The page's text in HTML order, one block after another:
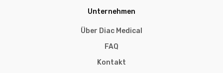
Unternehmen
Über Diac Medical
FAQ
Kontakt